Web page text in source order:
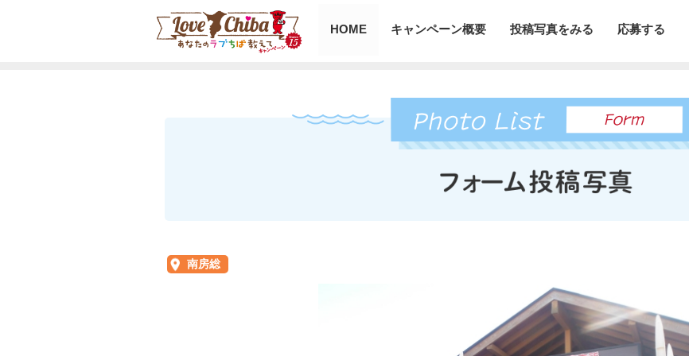
HOME キャンペーン概要 投稿写真をみる 応募する
南房総